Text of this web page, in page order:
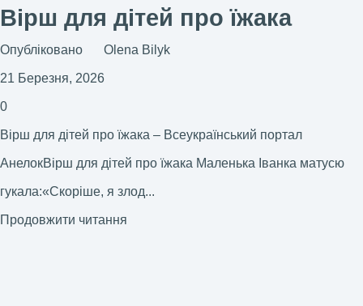
Вірш для дітей про їжака
Опубліковано Olena Bilyk
21 Березня, 2026
0
Вірш для дітей про їжака – Всеукраїнський портал
АнелокВірш для дітей про їжака Маленька Іванка матусю
гукала:«Скоріше, я злод...
Продовжити читання